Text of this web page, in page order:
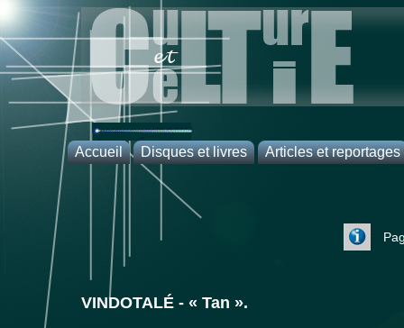
Accueil
Accueil
Plan du
Disques et livres
DVD
Articles et reportages
VINDOTALÉ - « Tan ».